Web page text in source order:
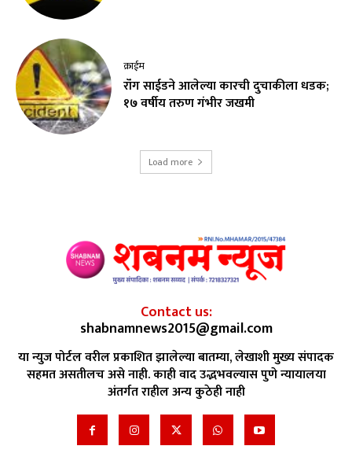
क्राईम
रॉंग साईडने आलेल्या कारची दुचाकीला धडक;
१७ वर्षीय तरुण गंभीर जखमी
Load more
Contact us:
shabnamnews2015@gmail.com
या न्युज पोर्टल वरील प्रकाशित झालेल्या बातम्या, लेखाशी मुख्य संपादक
सहमत असतीलच असे नाही. काही वाद उद्भभवल्यास पुणे न्यायालया
अंतर्गत राहील अन्य कुठेही नाही